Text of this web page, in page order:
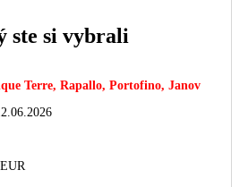
ste si vybrali
Terre, Rapallo, Portofino, Janov